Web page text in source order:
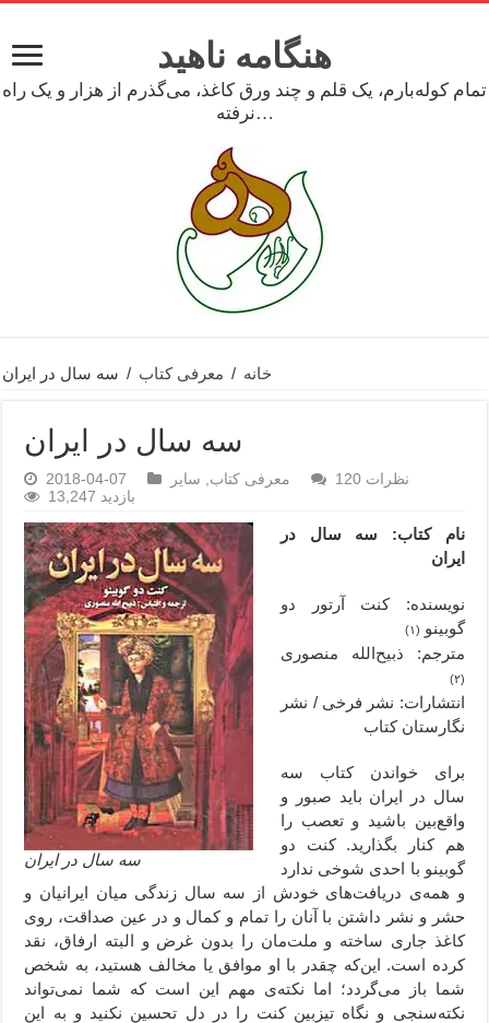
هنگامه ناهید
تمام کوله‌بارم، یک قلم و چند ورق کاغذ، می‌گذرم از هزار و یک راه
نرفته…
خانه / معرفی کتاب / سه سال در ایران
سه سال در ایران
2018-04-07 معرفی کتاب سایر
نظرات 120
13,247 بازدید
سه سال در ایران
نام کتاب: سه سال در
ایران
نویسنده: کنت آرتور دو
گوبینو (۱)
مترجم: ذبیح‌الله منصوری
(۲)
انتشارات: نشر فرخی / نشر
نگارستان کتاب
برای خواندن کتاب سه
سال در ایران باید صبور و
واقع‌بین باشید و تعصب را
هم کنار بگذارید. کنت دو
گوبینو با احدی شوخی ندارد
و همه‌ی دریافت‌های خودش از سه سال زندگی میان ایرانیان و
حشر و نشر داشتن با آنان را تمام و کمال و در عین صداقت، روی
کاغذ جاری ساخته و ملت‌مان را بدون غرض و البته ارفاق، نقد
کرده است. این‌که چقدر با او موافق یا مخالف هستید، به شخص
شما باز می‌گردد؛ اما نکته‌ی مهم این است که شما نمی‌تواند
نکته‌سنجی و نگاه تیزبین کنت را در دل تحسین نکنید و به این